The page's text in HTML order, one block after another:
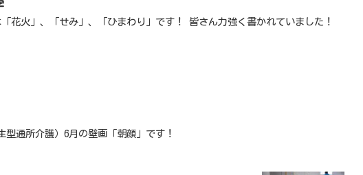
花火」、「せみ」、「ひまわり」です！ 皆さん力強く書かれていました！
型通所介護）6月の壁画「朝顔」です！